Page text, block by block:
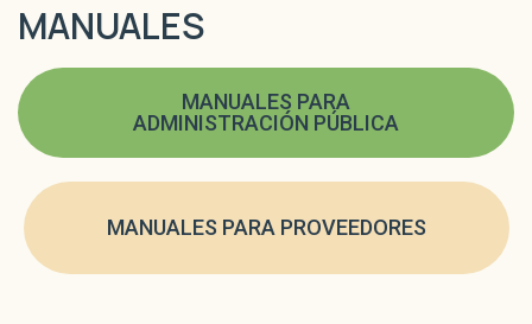
MANUALES
MANUALES PARA
ADMINISTRACIÓN PÚBLICA
MANUALES PARA PROVEEDORES